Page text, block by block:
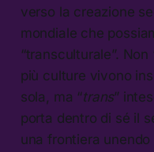
verso la creazione
mondiale che
“transculturale”.
più culture vivono
sola, ma “trans”
porta dentro di sé il
una frontiera